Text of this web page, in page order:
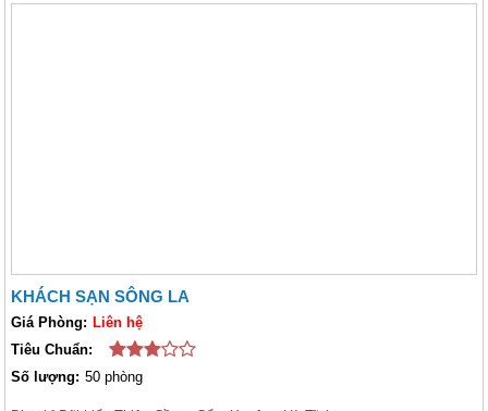
KHÁCH SẠN SÔNG LA
Giá Phòng: Liên hệ
Tiêu Chuẩn:
Số lượng: 50 phòng